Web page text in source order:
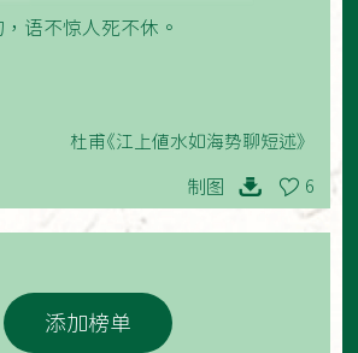
语不惊人死不休。
杜甫《江上值水如海势聊短述》
制图 6
添加榜单